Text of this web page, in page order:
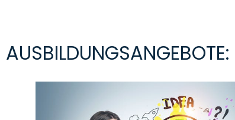
AUSBILDUNGSANGEBOTE: